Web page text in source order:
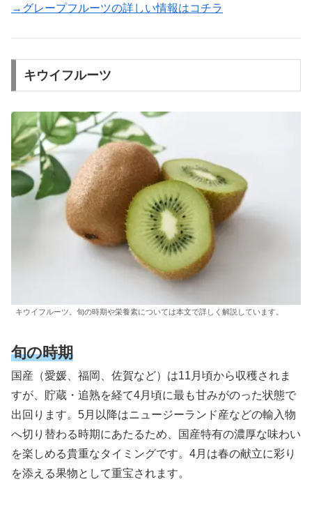
→グレープフルーツの詳しい情報はコチラ
キウイフルーツ
キウイフルーツ。旬の時期や栄養素については本文で詳しく解説しています。
旬の時期
国産（愛媛、福岡、佐賀など）は11月頃から収穫されま
すが、貯蔵・追熟を経て4月頃に最も甘みがのった状態で
出回ります。5月以降はニュージーランド産などの輸入物
へ切り替わる時期にあたるため、国産特有の濃厚な味わい
を楽しめる貴重なタイミングです。4月は春の献立に彩り
を添える果物として重宝されます。